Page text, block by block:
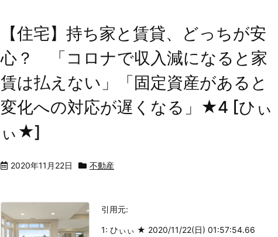
【住宅】持ち家と賃貸、どっちが安
心？ 「コロナで収入減になると家
賃は払えない」「固定資産があると
変化への対応が遅くなる」★4 [ひぃ
ぃ★]
2020年11月22日 不動産
引用元:
1: ひぃぃ ★ 2020/11/22(日) 01:57:54.66